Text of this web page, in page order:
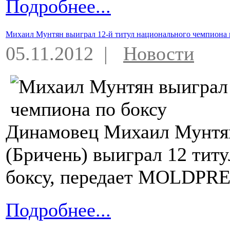
Подробнее...
Михаил Мунтян выиграл 12-й титул национального чемпиона
05.11.2012 | Новости
Динамовец Михаил
(Бричень) выиграл 12
боксу, передает
Подробнее...